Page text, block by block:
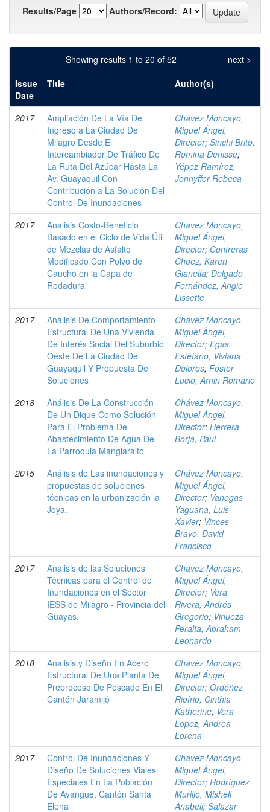
Results/Page
Authors/Record:
Showing results 1 to 20 of 52
next >
Issue
Date
Title Author(s)
2017
Ampliación De La Vía De
Ingreso a La Ciudad De
Milagro Desde El
Intercambiador De Tráfico De
La Ruta Del Azúcar Hasta La
Av. Guayaquil Con
Contribución a La Solución Del
Control De Inundaciones
Chávez Moncayo,
Miguel Ángel,
Director; Sinchi Brito,
Romina Denisse;
Yépez Ramírez,
Jennyffer Rebeca
2017
Análisis Costo-Beneficio
Basado en el Ciclo de Vida Útil
de Mezclas de Asfalto
Modificado Con Polvo de
Caucho en la Capa de
Rodadura
Chávez Moncayo,
Miguel Ángel,
Director; Contreras
Choez, Karen
Gianella; Delgado
Fernández, Angie
Lissette
2017
Análisis De Comportamiento
Estructural De Una Vivienda
De Interés Social Del Suburbio
Oeste De La Ciudad De
Guayaquil Y Propuesta De
Soluciones
Chávez Moncayo,
Miguel Ángel,
Director; Egas
Estéfano, Viviana
Dolores; Foster
Lucio, Arnin Romario
2018
Análisis De La Construcción
De Un Dique Como Solución
Para El Problema De
Abastecimiento De Agua De
La Parroquia Manglaralto
Chávez Moncayo,
Miguel Ángel,
Director; Herrera
Borja, Paul
2015
Análisis de Las inundaciones y
propuestas de soluciones
técnicas en la urbanización la
Joya.
Chávez Moncayo,
Miguel Ángel,
Director; Vanegas
Yaguana, Luis
Xavier; Vinces
Bravo, David
Francisco
2017
Análisis de las Soluciones
Técnicas para el Control de
Inundaciones en el Sector
IESS de Milagro - Provincia del
Guayas.
Chávez Moncayo,
Miguel Ángel,
Director; Vera
Rivera, Andrés
Gregorio; Vinueza
Peralta, Abraham
Leonardo
2018
Análisis y Diseño En Acero
Estructural De Una Planta De
Preproceso De Pescado En El
Cantón Jaramijó
Chávez Moncayo,
Miguel Ángel,
Director; Ordóñez
Riofrio, Cinthia
Katherine; Vera
Lopez, Andrea
Lorena
2017
Control De Inundaciones Y
Diseño De Soluciones Viales
Especiales En La Población
De Ayangue, Cantón Santa
Elena
Chávez Moncayo,
Miguel Ángel,
Director; Rodríguez
Murillo, Mishell
Anabell; Salazar